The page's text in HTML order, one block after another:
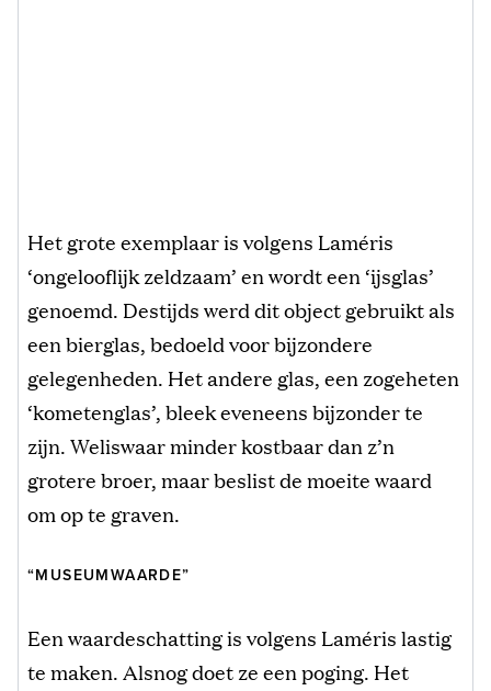
Het grote exemplaar is volgens Laméris
‘ongelooflijk zeldzaam’ en wordt een ‘ijsglas’
genoemd. Destijds werd dit object gebruikt als
een bierglas, bedoeld voor bijzondere
gelegenheden. Het andere glas, een zogeheten
‘kometenglas’, bleek eveneens bijzonder te
zijn. Weliswaar minder kostbaar dan z’n
grotere broer, maar beslist de moeite waard
om op te graven.
“MUSEUMWAARDE”
Een waardeschatting is volgens Laméris lastig
te maken. Alsnog doet ze een poging. Het